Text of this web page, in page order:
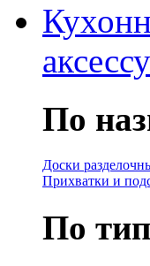
По
Доски
Прихватки и
По